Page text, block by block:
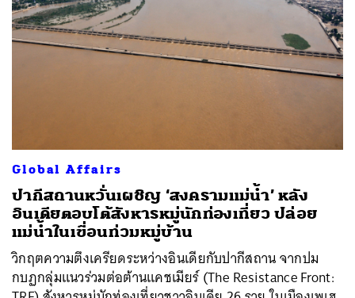
Global Affairs
ปากีสถานหวั่นเผชิญ ‘สงครามแม่น้ำ’ หลัง
อินเดียตอบโต้สังหารหมู่นักท่องเที่ยว ปล่อย
แม่น้ำในเขื่อนท่วมหมู่บ้าน
วิกฤตความตึงเครียดระหว่างอินเดียกับปากีสถาน จากปม
กบฏกลุ่มแนวร่วมต่อต้านแคชเมียร์ (The Resistance Front: